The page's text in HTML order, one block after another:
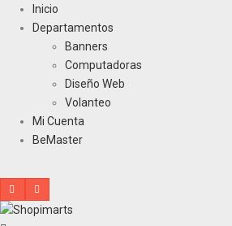
Inicio
Departamentos
Banners
Computadoras
Diseño Web
Volanteo
Mi Cuenta
BeMaster